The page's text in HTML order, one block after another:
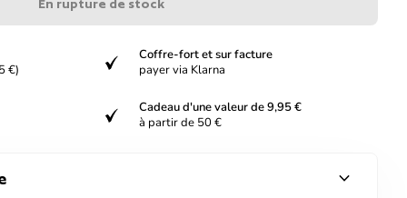
En rupture de stock
€)
verified
Coffre-fort et sur facture
payer via Klarna
verified
Cadeau d'une valeur de 9,95 €
à partir de 50 €
expand_more